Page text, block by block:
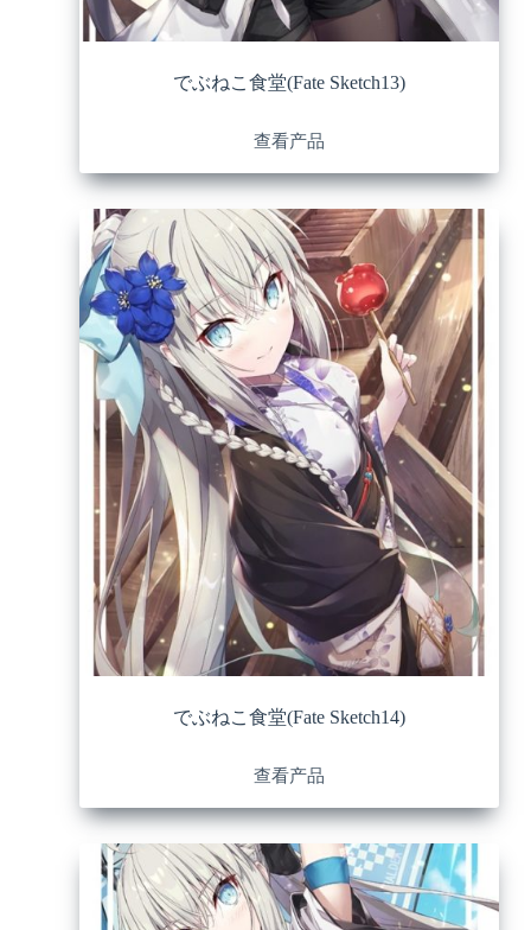
でぶねこ食堂(Fate Sketch13)
查看产品
でぶねこ食堂(Fate Sketch14)
查看产品